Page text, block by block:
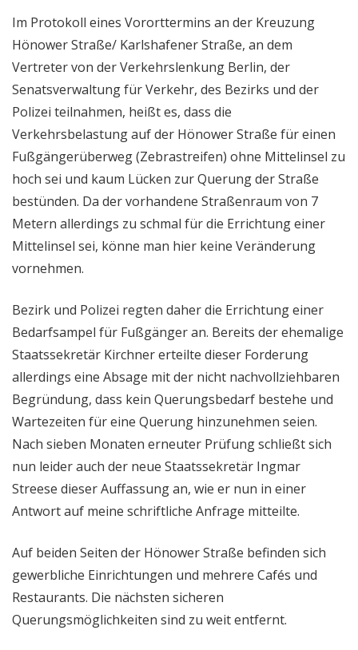
Im Protokoll eines Vororttermins an der Kreuzung
Hönower Straße/ Karlshafener Straße, an dem
Vertreter von der Verkehrslenkung Berlin, der
Senatsverwaltung für Verkehr, des Bezirks und der
Polizei teilnahmen, heißt es, dass die
Verkehrsbelastung auf der Hönower Straße für einen
Fußgängerüberweg (Zebrastreifen) ohne Mittelinsel zu
hoch sei und kaum Lücken zur Querung der Straße
bestünden. Da der vorhandene Straßenraum von 7
Metern allerdings zu schmal für die Errichtung einer
Mittelinsel sei, könne man hier keine Veränderung
vornehmen.
Bezirk und Polizei regten daher die Errichtung einer
Bedarfsampel für Fußgänger an. Bereits der ehemalige
Staatssekretär Kirchner erteilte dieser Forderung
allerdings eine Absage mit der nicht nachvollziehbaren
Begründung, dass kein Querungsbedarf bestehe und
Wartezeiten für eine Querung hinzunehmen seien.
Nach sieben Monaten erneuter Prüfung schließt sich
nun leider auch der neue Staatssekretär Ingmar
Streese dieser Auffassung an, wie er nun in einer
Antwort auf meine schriftliche Anfrage mitteilte.
Auf beiden Seiten der Hönower Straße befinden sich
gewerbliche Einrichtungen und mehrere Cafés und
Restaurants. Die nächsten sicheren
Querungsmöglichkeiten sind zu weit entfernt.